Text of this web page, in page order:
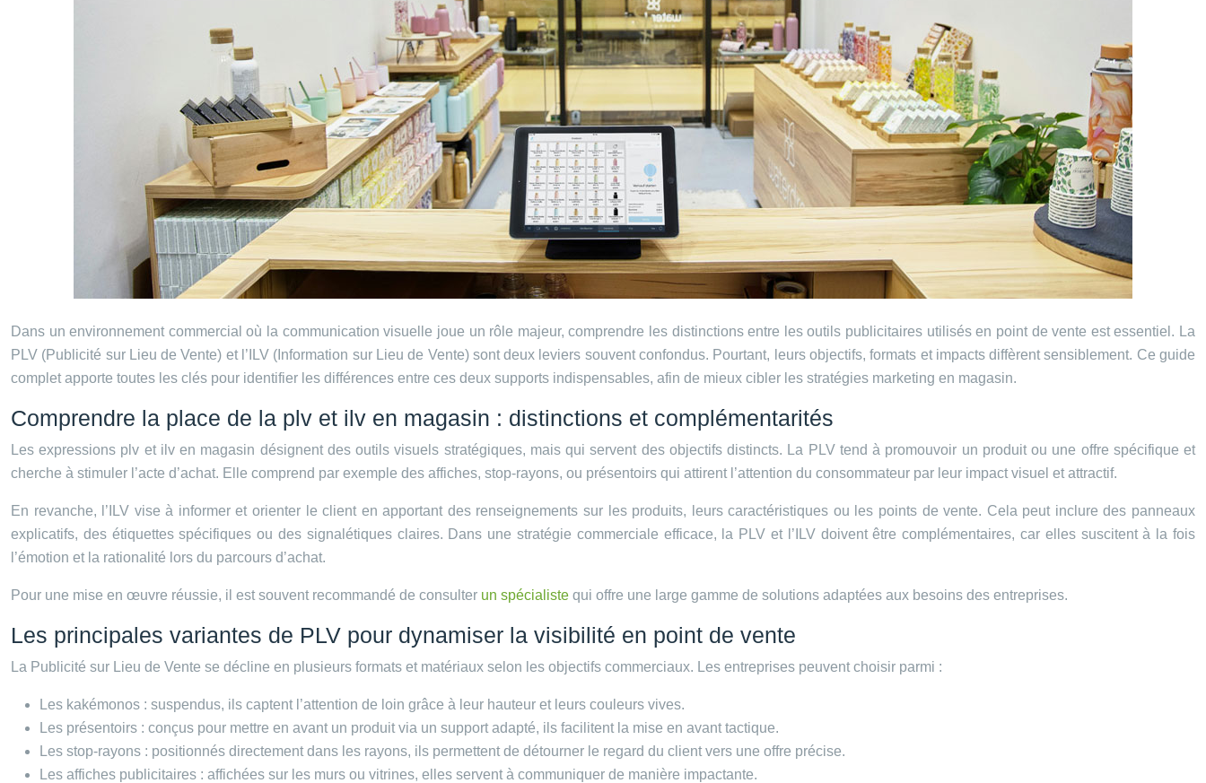
Dans un environnement commercial où la communication visuelle joue un rôle majeur, comprendre les distinctions entre les outils publicitaires utilisés en point de vente est essentiel. La
PLV (Publicité sur Lieu de Vente) et l’ILV (Information sur Lieu de Vente) sont deux leviers souvent confondus. Pourtant, leurs objectifs, formats et impacts diffèrent sensiblement. Ce guide
complet apporte toutes les clés pour identifier les différences entre ces deux supports indispensables, afin de mieux cibler les stratégies marketing en magasin.
Comprendre la place de la plv et ilv en magasin : distinctions et complémentarités
Les expressions plv et ilv en magasin désignent des outils visuels stratégiques, mais qui servent des objectifs distincts. La PLV tend à promouvoir un produit ou une offre spécifique et
cherche à stimuler l’acte d’achat. Elle comprend par exemple des affiches, stop-rayons, ou présentoirs qui attirent l’attention du consommateur par leur impact visuel et attractif.
En revanche, l’ILV vise à informer et orienter le client en apportant des renseignements sur les produits, leurs caractéristiques ou les points de vente. Cela peut inclure des panneaux
explicatifs, des étiquettes spécifiques ou des signalétiques claires. Dans une stratégie commerciale efficace, la PLV et l’ILV doivent être complémentaires, car elles suscitent à la fois
l’émotion et la rationalité lors du parcours d’achat.
Pour une mise en œuvre réussie, il est souvent recommandé de consulter un spécialiste qui offre une large gamme de solutions adaptées aux besoins des entreprises.
Les principales variantes de PLV pour dynamiser la visibilité en point de vente
La Publicité sur Lieu de Vente se décline en plusieurs formats et matériaux selon les objectifs commerciaux. Les entreprises peuvent choisir parmi :
Les kakémonos : suspendus, ils captent l’attention de loin grâce à leur hauteur et leurs couleurs vives.
Les présentoirs : conçus pour mettre en avant un produit via un support adapté, ils facilitent la mise en avant tactique.
Les stop-rayons : positionnés directement dans les rayons, ils permettent de détourner le regard du client vers une offre précise.
Les affiches publicitaires : affichées sur les murs ou vitrines, elles servent à communiquer de manière impactante.